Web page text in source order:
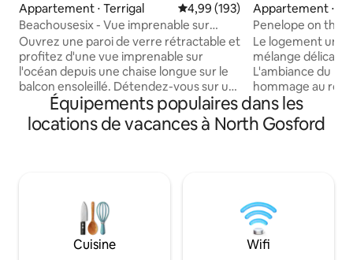
Appartement ⋅ Terrigal Évaluation moyenne sur la
4,99 (193)
Beachousesix - Vue imprenable sur
l'océan depuis une maison élégante
Ouvrez une paroi de verre rétractable et
profitez d'une vue imprenable sur
l'océan depuis une chaise longue sur le
balcon ensoleillé. Détendez-vous sur un
canapé d'angle en cuir avec un livre.
Préparez vos repas dans une cuisine
élégante sous des fenêtres de toit.
avec une vue magnifique. Superbe
appartement lumineux et spacieux. À
400 mètres à pied de la plage de Terrigal
et du centre-ville de Terrigal. Chambre
Appartement ⋅
rick
Penelope on the
Le logement
mélange délicat
L'ambiance du
hommage au
l'élégance
Autrefois
historique, cette
de surprises
de la vie. Les
mettent en
œuvres d'art
Équipements populaires dans les
locations de vacances à North Gosford
Cuisine Wifi